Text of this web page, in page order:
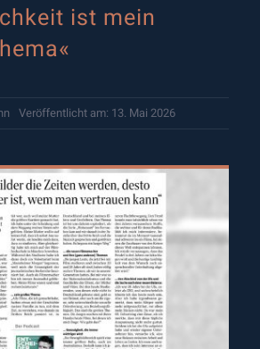
ist mein
Veröffentlicht am: 13. Mai 2026